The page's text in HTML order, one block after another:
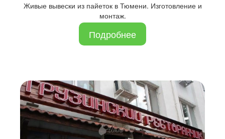
Живые вывески из пайеток в Тюмени. Изготовление и
монтаж.
Подробнее